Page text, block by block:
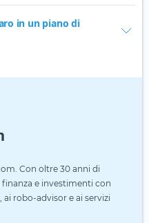
in un piano di
Con oltre 30 anni di
e investimenti con
robo-advisor e ai servizi